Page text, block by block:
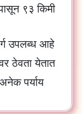
९३ किमी
उपलब्ध आहे
ठेवता येतात
पर्याय